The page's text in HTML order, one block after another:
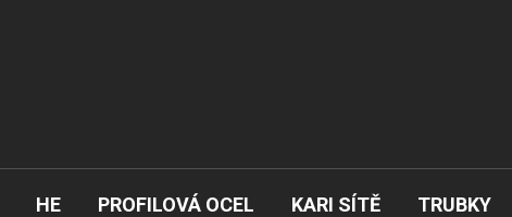
HE PROFILOVÁ OCEL KARI SÍTĚ TRUBKY